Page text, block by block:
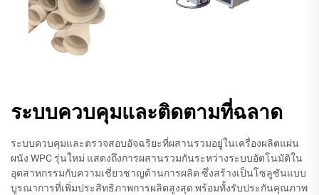
ระบบควบคุมและติดตามที่ฉลาด
ระบบควบคุมและตรวจสอบอัจฉริยะที่ผสานรวมอยู่ในเครื่องผลิตแผ่น
ผนัง WPC รุ่นใหม่ แสดงถึงการผสานรวมกันระหว่างระบบอัตโนมัติใน
อุตสาหกรรมกับความเชี่ยวชาญด้านการผลิต ซึ่งสร้างเป็นโซลูชันแบบ
บูรณาการที่เพิ่มประสิทธิภาพการผลิตสูงสุด พร้อมทั้งรับประกันคุณภาพ